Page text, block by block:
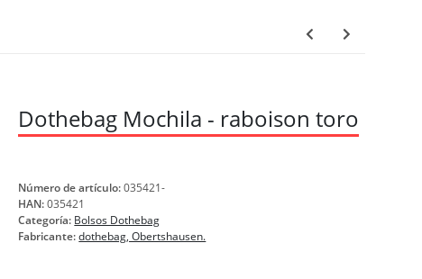
Dothebag Mochila - raboison toro
Número de artículo:035421-
HAN:035421
Categoría: Bolsos Dothebag
Fabricante:dothebag, Obertshausen.